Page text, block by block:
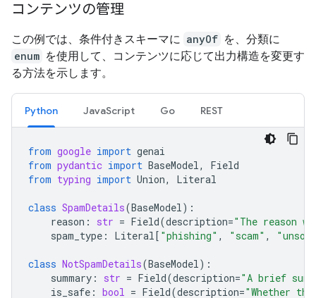
コンテンツの管理
この例では、条件付きスキーマに anyOf を、分類に
enum を使用して、コンテンツに応じて出力構造を変更す
る方法を示します。
Python JavaScript Go REST
from google import genai
from pydantic import BaseModel,
Field
from typing import Union, Literal
class SpamDetails(BaseModel):
reason : str = Field(description="The reason
spam_type : Literal[ "phishing" , "scam" ,
class NotSpamDetails(BaseModel):
summary : str = Field(description="A brief
is_safe : bool = Field(description="Whether